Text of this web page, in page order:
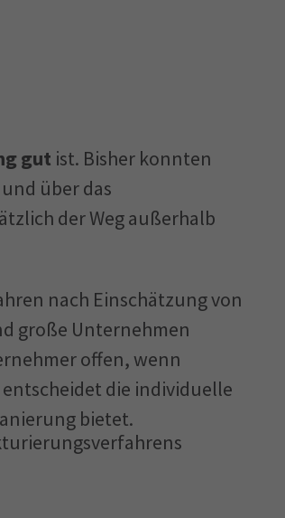
gut ist. Bisher konnten
über das
der Weg außerhalb
nach Einschätzung von
große Unternehmen
offen, wenn
die individuelle
bietet.